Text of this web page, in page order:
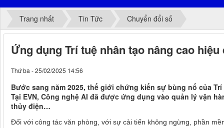
Trang nhất Tin Tức Chuyển đổi số
Ứng dụng Trí tuệ nhân tạo nâng cao
Thứ ba - 25/02/2025 14:56
Bước sang năm 2025, thế giới chứng kiến sự bùng nổ của
Tại EVN, Công nghệ AI đã được ứng dụng vào quản lý vận
thủy điện…
Đối với công tác văn phòng, với sự cải tiến không ngừng, phần